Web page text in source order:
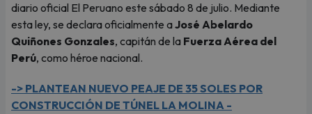
diario oficial El Peruano este sábado 8 de julio. Mediante
esta ley, se declara oficialmente aJosé Abelardo
Quiñones Gonzales, capitán de la Fuerza Aérea del
Perú, como héroe nacional.
-> PLANTEAN NUEVO PEAJE DE 35 SOLES POR
CONSTRUCCIÓN DE TÚNEL LA MOLINA -